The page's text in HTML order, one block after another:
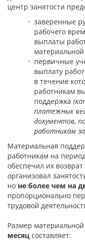
центр занятости
заверенные
рабочего
выплаты
первичные
выплату
в течение
работникам
поддержка
платежных
документов,
работникам
Материальная
работникам на
обеспечил их
организовал
но не более чем на
пропорционально
трудовой
Размер
месяц составляет: